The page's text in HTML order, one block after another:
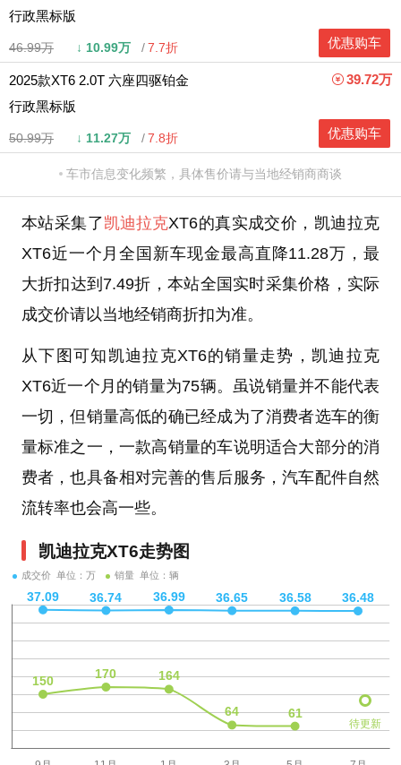
行政黑标版
46.99万 ↓ 10.99万 7.7折 优惠购车
2025款XT6 2.0T 六座四驱铂金
行政黑标版
50.99万 ↓ 11.27万 7.8折
39.72万
优惠购车
车市信息变化频繁，具体售价请与当地经销商商谈
本站采集了凯迪拉克XT6的真实成交价，凯迪拉克
XT6近一个月全国新车现金最高直降11.28万，最
大折扣达到7.49折，本站全国实时采集价格，实际
成交价请以当地经销商折扣为准。
从下图可知凯迪拉克XT6的销量走势，凯迪拉克
XT6近一个月的销量为75辆。虽说销量并不能代表
一切，但销量高低的确已经成为了消费者选车的衡
量标准之一，一款高销量的车说明适合大部分的消
费者，也具备相对完善的售后服务，汽车配件自然
流转率也会高一些。
凯迪拉克XT6走势图
成交价 单位：万 销量 单位：辆
待更新